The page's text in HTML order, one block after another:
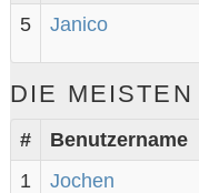
5 Janico
DIE
# Benutzername
1
Jochen